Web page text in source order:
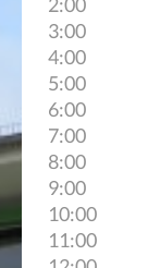
3:00
4:00
5:00
6:00
7:00
8:00
9:00
10:00
11:00